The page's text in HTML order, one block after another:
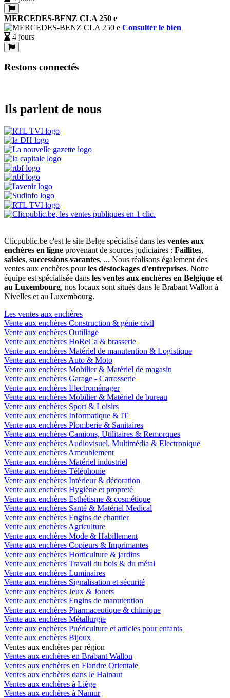
MERCEDES-BENZ CLA 250 e
Consulter le bien
4 jours
Restons connectés
Ils parlent de nous
Clicpublic.be c'est le site Belge spécialisé dans les ventes aux
enchères en ligne provenant de sources judiciaires : Faillites,
saisies, successions vacantes, ... Nous réalisons également des
ventes aux enchères pourles déstockages d'entreprises. Notre
équipe est spécialisée dans les ventes aux enchères en Belgique et
au Luxembourg, nos locaux sont situés dans le Brabant Wallon à
Nivelles et au Luxembourg.
Les ventes aux enchères
Vente aux enchères Construction & génie civil
Vente aux enchères Outillage
Vente aux enchères HoReCa & brasserie
Vente aux enchères Matériel de manutention & Logistique
Vente aux enchères Auto & Moto
Vente aux enchères Mobilier & Matériel de magasin
Vente aux enchères Garage - Carrosserie
Vente aux enchères Electroménager
Vente aux enchères Mobilier & Matériel de bureau
Vente aux enchères Sport & Loisirs
Vente aux enchères Informatique & IT
Vente aux enchères Plomberie & Sanitaires
Vente aux enchères Camions, Utilitaires & Remorques
Vente aux enchères Audiovisuel, Multimédia & Electronique
Vente aux enchères Ameublement
Vente aux enchères Matériel industriel
Vente aux enchères Téléphonie
Vente aux enchères Intérieur & décoration
Vente aux enchères Hygiène et propreté
Vente aux enchères Esthétisme & cosmétique
Vente aux enchères Santé & Matériel Medical
Vente aux enchères Engins de chantier
Vente aux enchères Agriculture
Vente aux enchères Mode & Habillement
Vente aux enchères Copieurs & Imprimantes
Vente aux enchères Horticulture & jardins
Vente aux enchères Travail du bois & du métal
Vente aux enchères Luminaires
Vente aux enchères Signalisation et sécurité
Vente aux enchères Jeux & Jouets
Vente aux enchères Engins de manutention
Vente aux enchères Pharmaceutique & chimique
Vente aux enchères Métallurgie
Vente aux enchères Puériculture et articles pour enfants
Vente aux enchères Bijoux
Ventes aux enchères par région
Ventes aux enchères en Brabant Wallon
Ventes aux enchères en Flandre Orientale
Ventes aux enchères dans le Hainaut
Ventes aux enchères à Liège
Ventes aux enchères à Namur